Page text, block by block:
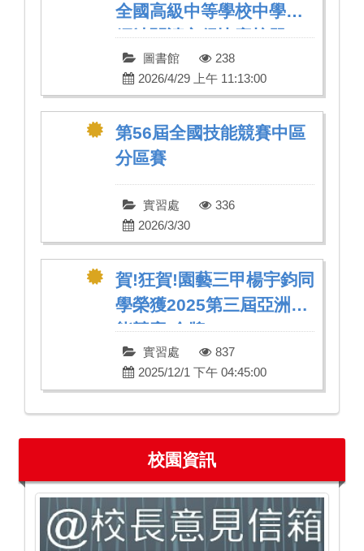
全國高級中等學校中學生
網站閱讀心得比賽榜單
圖書館
238
2026/4/29 上午 11:13:00
第56屆全國技能競賽中區
分區賽
實習處
336
2026/3/30
賀!狂賀!園藝三甲楊宇鈞同
學榮獲2025第三屆亞洲技
能競賽 金牌
實習處
837
2025/12/1 下午 04:45:00
校園資訊